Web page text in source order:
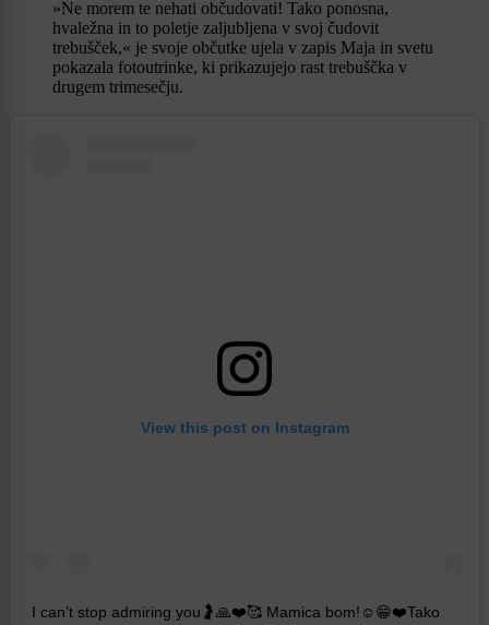
»Ne morem te nehati občudovati! Tako ponosna,
hvaležna in to poletje zaljubljena v svoj čudovit
trebušček,« je svoje občutke ujela v zapis Maja in svetu
pokazala fotoutrinke, ki prikazujejo rast trebuščka v
drugem trimesečju.
View this post on Instagram
I can’t stop admiring you🤰🙏❤️🥰 Mamica bom!☺️😁❤️Tako